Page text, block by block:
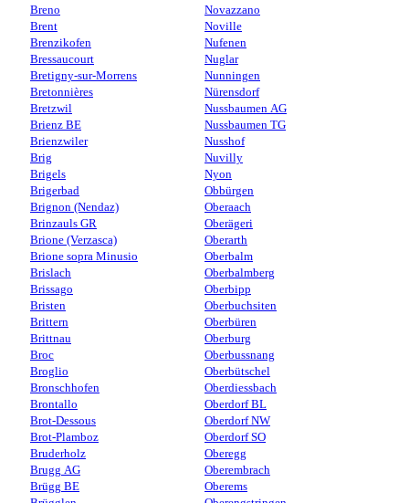
Breno
Brent
Brenzikofen
Bressaucourt
Bretigny-sur-Morrens
Bretonnières
Bretzwil
Brienz BE
Brienzwiler
Brig
Brigels
Brigerbad
Brignon (Nendaz)
Brinzauls GR
Brione (Verzasca)
Brione sopra Minusio
Brislach
Brissago
Bristen
Brittern
Brittnau
Broc
Broglio
Bronschhofen
Brontallo
Brot-Dessous
Brot-Plamboz
Bruderholz
Brugg AG
Brügg BE
Novazzano
Noville
Nufenen
Nuglar
Nunningen
Nürensdorf
Nussbaumen AG
Nussbaumen TG
Nusshof
Nuvilly
Nyon
Obbürgen
Oberaach
Oberägeri
Oberarth
Oberbalm
Oberbalmberg
Oberbipp
Oberbuchsiten
Oberbüren
Oberburg
Oberbussnang
Oberbütschel
Oberdiessbach
Oberdorf BL
Oberdorf NW
Oberdorf SO
Oberegg
Oberembrach
Oberems